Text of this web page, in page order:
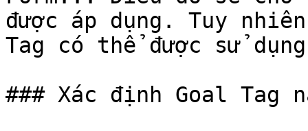
được áp dụng. Tuy
Tag có thể được sử
### Xác định Goal Tag